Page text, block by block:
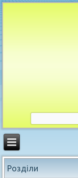
Розділи